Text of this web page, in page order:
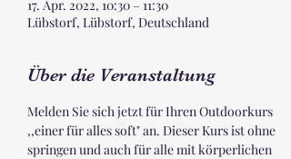
17. Apr. 2022, 10:30 – 11:30
Lübstorf, Lübstorf, Deutschland
Über die Veranstaltung
Melden Sie sich jetzt für Ihren Outdoorkurs
,,einer für alles soft" an. Dieser Kurs ist ohne
springen und auch für alle mit körperlichen